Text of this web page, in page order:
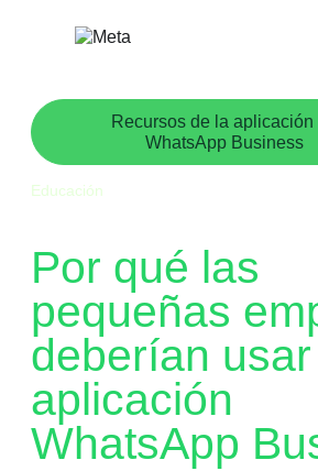
Recursos de la aplicación
WhatsApp Business
Educación
Por qué las
pequeñas
deberían
aplicación
WhatsApp